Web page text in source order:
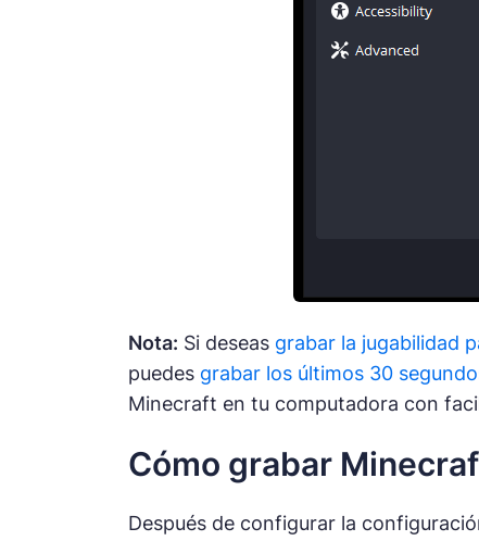
Nota: Si deseas grabar la jugabilidad
puedes grabar los últimos 30
Minecraft en tu computadora con
Cómo grabar
Después de configurar la